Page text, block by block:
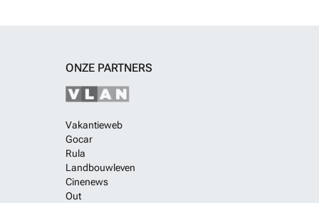
ONZE PARTNERS
Vakantieweb
Gocar
Rula
Landbouwleven
Cinenews
Out